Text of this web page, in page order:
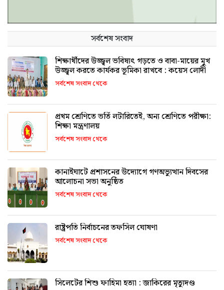
সর্বশেষ সংবাদ
শিক্ষার্থীদের উজ্জ্বল ভবিষ্যৎ গড়তে ও বাবা-মায়ের মুখ
উজ্জ্বল করতে কার্যকর ভূমিকা রাখবে : কয়েস লোদী
সর্বশেষ সংবাদ থেকে
প্রথম শ্রেণিতে ভর্তি লটারিতেই, অন্য শ্রেণিতে পরীক্ষা:
শিক্ষা মন্ত্রণালয়
সর্বশেষ সংবাদ থেকে
কানাইঘাটে প্রশাসনের উদ্যোগে গণঅভ্যুত্থান দিবসের
আলোচনা সভা অনুষ্ঠিত
সর্বশেষ সংবাদ থেকে
রাষ্ট্রপতি নির্বাচনের তফসিল ঘোষণা
সর্বশেষ সংবাদ থেকে
সিলেটের শিশু ফাহিমা হত্যা : জাকিরের মৃত্যুদণ্ড